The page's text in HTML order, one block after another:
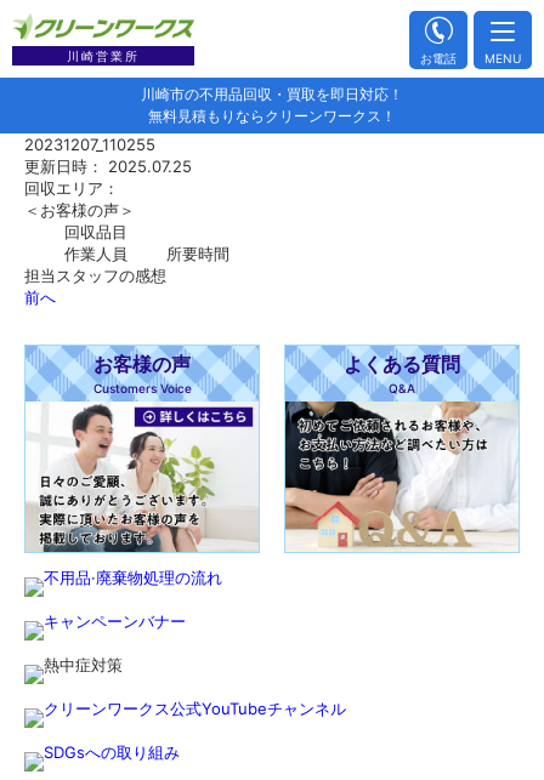
川崎市の不用品回収・買取を即日対応！
無料見積もりならクリーンワークス！
川崎営業所 お電話 MENU
20231207_110255
更新日時： 2025.07.25
回収エリア：
＜お客様の声＞
回収品目
作業人員
所要時間
担当スタッフの感想
前へ
お客様の声
Customers Voice
よくある質問
Q&A